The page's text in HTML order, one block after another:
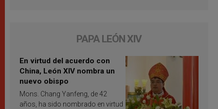
PAPA LEÓN XIV
En virtud del acuerdo con
China, León XIV nombra un
nuevo obispo
Mons. Chang Yanfeng, de 42
años, ha sido nombrado en virtud